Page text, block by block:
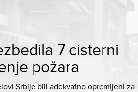
7 cisterni
požara
Srbije bili adekvatno opremljeni za